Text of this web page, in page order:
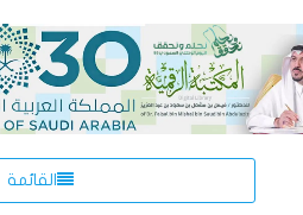
القائمة